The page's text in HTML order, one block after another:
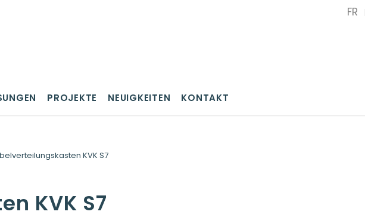
FR
PROJEKTE NEUIGKEITEN KONTAKT
KVK S7
KVK S7